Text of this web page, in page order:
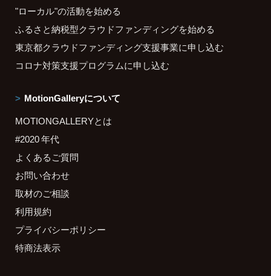
"ローカル"の活動を始める
ふるさと納税型クラウドファンディングを始める
東京都クラウドファンディング支援事業に申し込む
コロナ対策支援プログラムに申し込む
MotionGalleryについて
MOTIONGALLERYとは
#2020 年代
よくあるご質問
お問い合わせ
取材のご相談
利用規約
プライバシーポリシー
特商法表示